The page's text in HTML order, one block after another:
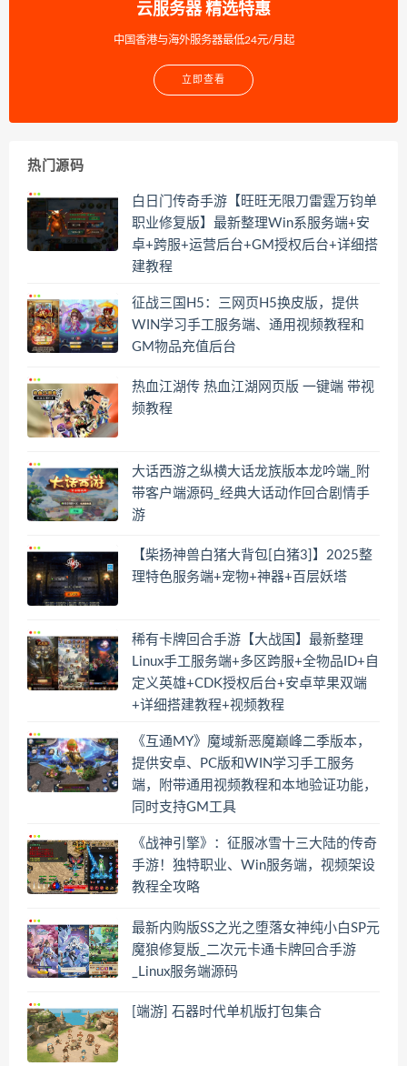
云服务器 精选特惠
中国香港与海外服务器最低24元/月起
立即查看
热门源码
白日门传奇手游【旺旺无限刀雷霆万钧单
职业修复版】最新整理Win系服务端+安
卓+跨服+运营后台+GM授权后台+详细搭
建教程
征战三国H5：三网页H5换皮版，提供
WIN学习手工服务端、通用视频教程和
GM物品充值后台
热血江湖传 热血江湖网页版 一键端 带视
频教程
大话西游之纵横大话龙族版本龙吟端_附
带客户端源码_经典大话动作回合剧情手
游
【柴扬神兽白猪大背包[白猪3]】2025整
理特色服务端+宠物+神器+百层妖塔
稀有卡牌回合手游【大战国】最新整理
Linux手工服务端+多区跨服+全物品ID+自
定义英雄+CDK授权后台+安卓苹果双端
+详细搭建教程+视频教程
《互通MY》魔域新恶魔巅峰二季版本，
提供安卓、PC版和WIN学习手工服务
端，附带通用视频教程和本地验证功能，
同时支持GM工具
《战神引擎》：征服冰雪十三大陆的传奇
手游！独特职业、Win服务端，视频架设
教程全攻略
最新内购版SS之光之堕落女神纯小白SP元
魔狼修复版_二次元卡通卡牌回合手游
_Linux服务端源码
[端游] 石器时代单机版打包集合